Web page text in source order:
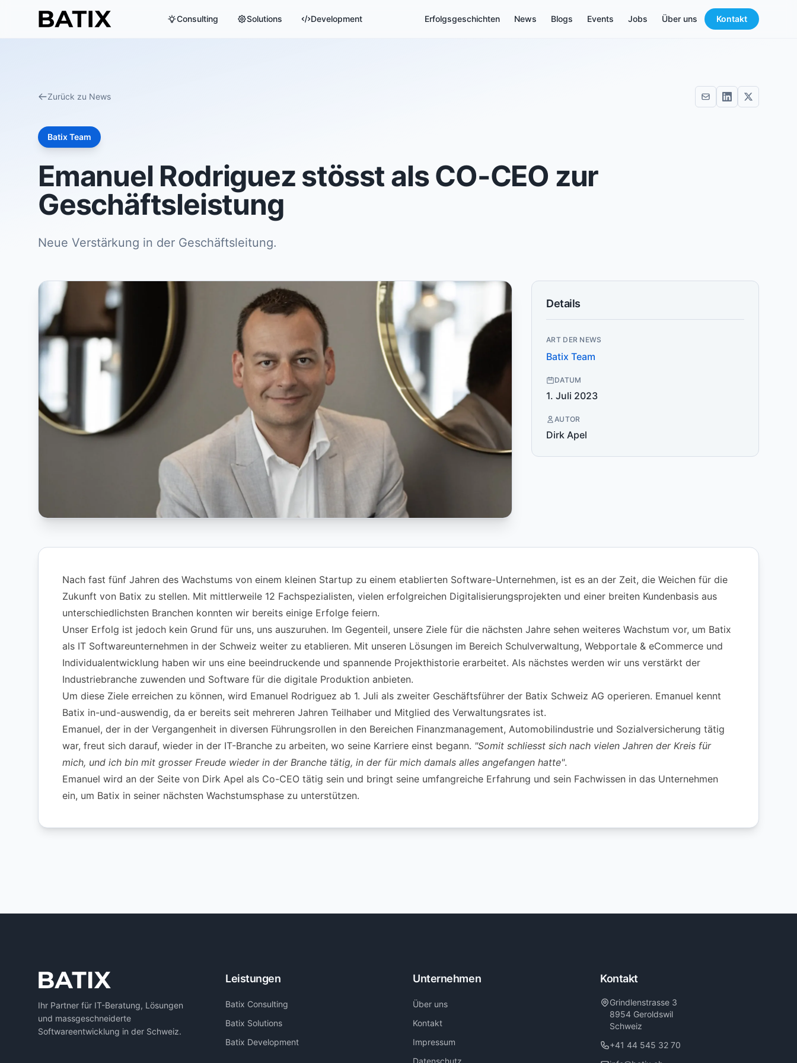
Consulting Solutions Development Erfolgsgeschichten News Blogs Events Jobs Über uns Kontakt
Zurück zu News
Batix Team
Emanuel Rodriguez stösst als CO-CEO zur
Geschäftsleistung
Neue Verstärkung in der Geschäftsleitung.
Details
ART DER NEWS
Batix Team
DATUM
1. Juli 2023
AUTOR
Dirk Apel
Nach fast fünf Jahren des Wachstums von einem kleinen Startup zu einem etablierten Software-Unternehmen, ist es an der Zeit, die Weichen für die
Zukunft von Batix zu stellen. Mit mittlerweile 12 Fachspezialisten, vielen erfolgreichen Digitalisierungsprojekten und einer breiten Kundenbasis aus
unterschiedlichsten Branchen konnten wir bereits einige Erfolge feiern.
Unser Erfolg ist jedoch kein Grund für uns, uns auszuruhen. Im Gegenteil, unsere Ziele für die nächsten Jahre sehen weiteres Wachstum vor, um Batix
als IT Softwareunternehmen in der Schweiz weiter zu etablieren. Mit unseren Lösungen im Bereich Schulverwaltung, Webportale & eCommerce und
Individualentwicklung haben wir uns eine beeindruckende und spannende Projekthistorie erarbeitet. Als nächstes werden wir uns verstärkt der
Industriebranche zuwenden und Software für die digitale Produktion anbieten.
Um diese Ziele erreichen zu können, wird Emanuel Rodriguez ab 1. Juli als zweiter Geschäftsführer der Batix Schweiz AG operieren. Emanuel kennt
Batix in-und-auswendig, da er bereits seit mehreren Jahren Teilhaber und Mitglied des Verwaltungsrates ist.
Emanuel, der in der Vergangenheit in diversen Führungsrollen in den Bereichen Finanzmanagement, Automobilindustrie und Sozialversicherung tätig
war, freut sich darauf, wieder in der IT-Branche zu arbeiten, wo seine Karriere einst begann. "Somit schliesst sich nach vielen Jahren der Kreis für
mich, und ich bin mit grosser Freude wieder in der Branche tätig, in der für mich damals alles angefangen hatte".
Emanuel wird an der Seite von Dirk Apel als Co-CEO tätig sein und bringt seine umfangreiche Erfahrung und sein Fachwissen in das Unternehmen
ein, um Batix in seiner nächsten Wachstumsphase zu unterstützen.
Ihr Partner für IT-Beratung, Lösungen
und massgeschneiderte
Softwareentwicklung in der Schweiz.
Leistungen
Batix Consulting
Batix Solutions
Batix Development
Unternehmen
Über uns
Kontakt
Impressum
Datenschutz
Kontakt
Grindlenstrasse 3
8954 Geroldswil
Schweiz
+41 44 545 32 70